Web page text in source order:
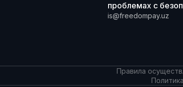
проблемах с
is@freedompay.uz
Правила